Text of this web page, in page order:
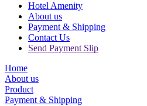
Hotel Amenity
About us
Payment & Shipping
Contact Us
Send Payment Slip
Home
About us
Product
Payment & Shipping